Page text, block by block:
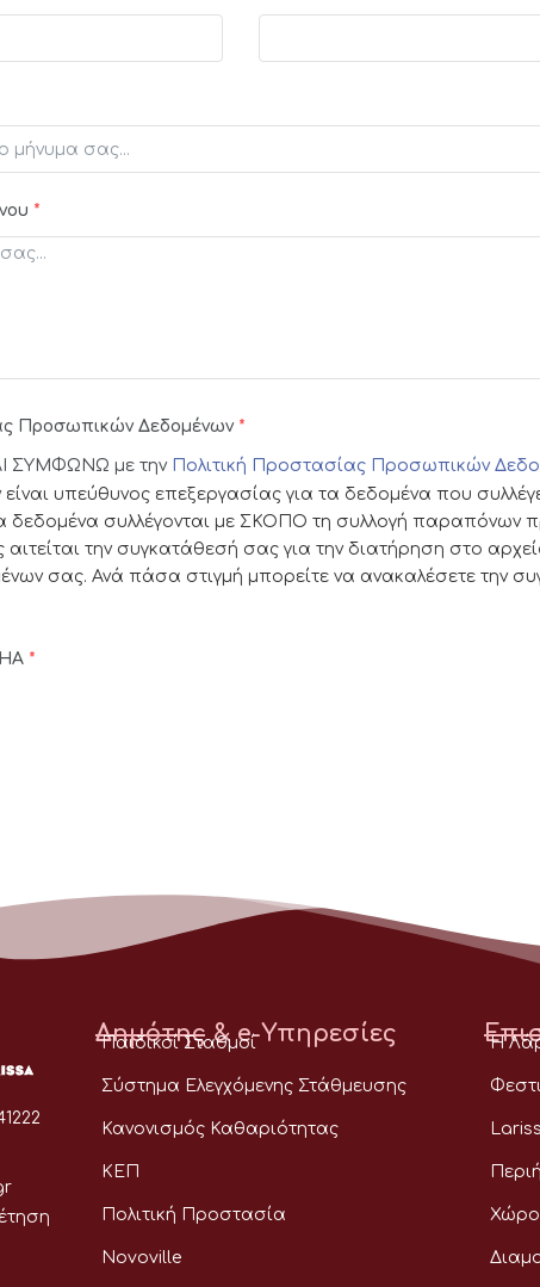
*
Προσωπικών Δεδομένων *
ΣΥΜΦΩΝΩ με την Πολιτική Προστασίας Προσωπικών
υπεύθυνος επεξεργασίας για τα δεδομένα που
συλλέγονται με ΣΚΟΠΟ τη συλλογή παραπόνων
την συγκατάθεσή σας για την διατήρηση στο
σας. Ανά πάσα στιγμή μπορείτε να ανακαλέσετε την
*
Δημότης & e-Υπηρεσίες
Παιδικοί Σταθμοί
Σύστημα Ελεγχόμενης Στάθμευσης
Κανονισμός Καθαριότητας
ΚΕΠ
Πολιτική Προστασία
Novoville
Η